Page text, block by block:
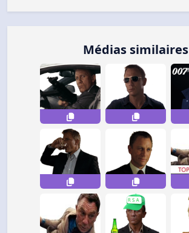
Médias similaires